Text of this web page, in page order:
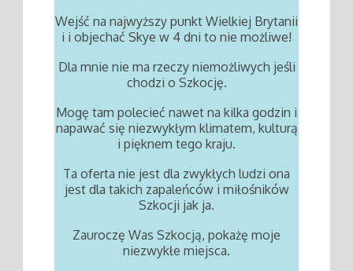
Wejść na najwyższy punkt Wielkiej Brytanii
i i objechać Skye w 4 dni to nie możliwe!
Dla mnie nie ma rzeczy niemożliwych jeśli
chodzi o Szkocję.
Mogę tam polecieć nawet na kilka godzin i
napawać się niezwykłym klimatem, kulturą
i pięknem tego kraju.
Ta oferta nie jest dla zwykłych ludzi ona
jest dla takich zapaleńców i miłośników
Szkocji jak ja.
Zauroczę Was Szkocją, pokażę moje
niezwykłe miejsca.